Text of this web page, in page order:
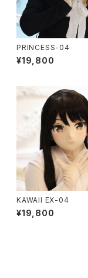
PRINCESS-04
¥19,800
KAWAII EX-04
¥19,800